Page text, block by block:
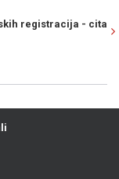
registracija - citat